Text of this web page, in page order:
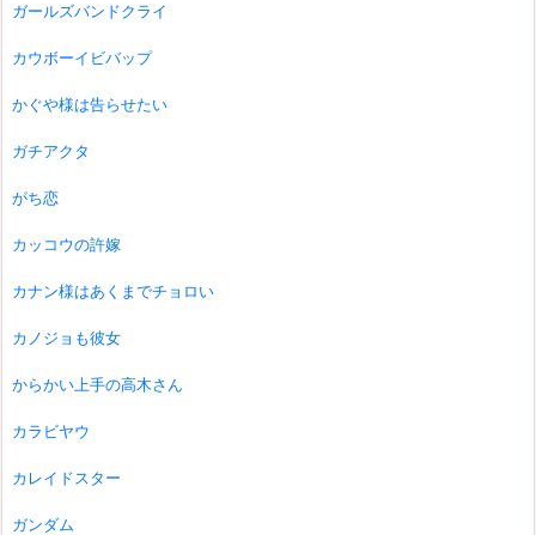
ガールズバンドクライ
カウボーイビバップ
かぐや様は告らせたい
ガチアクタ
がち恋
カッコウの許嫁
カナン様はあくまでチョロい
カノジョも彼女
からかい上手の高木さん
カラビヤウ
カレイドスター
ガンダム